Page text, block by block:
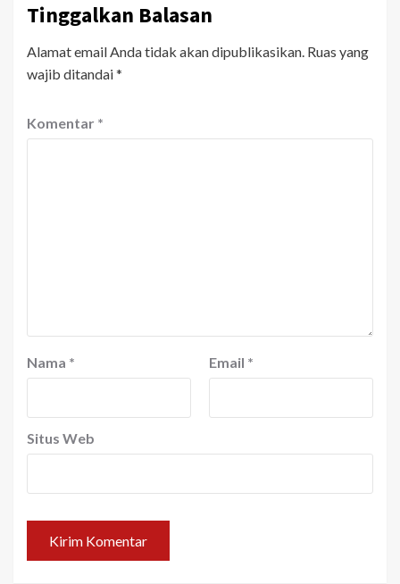
Tinggalkan Balasan
Alamat email Anda tidak akan dipublikasikan. Ruas yang
wajib ditandai*
Komentar *
Nama * Email *
Situs Web